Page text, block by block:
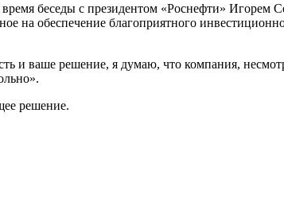
беседы с президентом «Роснефти» Игорем
на обеспечение благоприятного
и ваше решение, я думаю, что компания,
решение.